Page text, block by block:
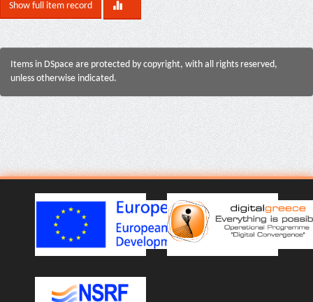
Show full item record
Items in DSpace are protected by copyright, with all rights reserved,
unless otherwise indicated.